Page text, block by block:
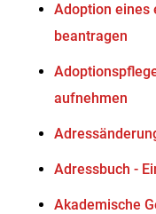
Adoption eines
beantragen
aufnehmen
Adressbuch -
Akademische